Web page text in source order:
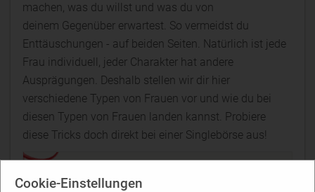
Cookie-Einstellungen
machen, was du willst und was du von
deinem Gegenüber erwartest. So vermeidst du
Enttäuschungen - auf beiden Seiten. Natürlich ist jede
Frau individuell, jeder Charakter hat andere
Ausprägungen. Deshalb stellen wir dir hier
verschiedene Typen von Frauen vor und wie du bei
diesen Typen von Frauen landen kannst. Probiere
diese Tricks doch direkt bei einer Singlebörse aus!